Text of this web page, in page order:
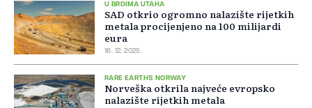
U BRDIMA UTAHA
SAD otkrio ogromno nalazište rijetkih
metala procijenjeno na 100 milijardi
eura
16. 12. 2025.
RARE EARTHS NORWAY
Norveška otkrila najveće evropsko
nalazište rijetkih metala